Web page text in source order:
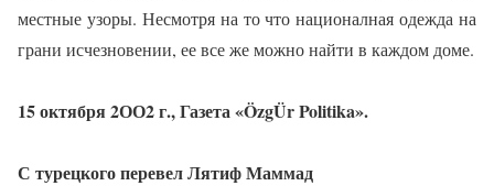
местные узоры. Нес­мотря на то что националная одежда на
грани исчезновении, ее все же можно найти в каждом доме.
15 октября 2ОО2 г., Газета «ÖzgÜrPolitika».
С турецкого перевел Лятиф Маммад